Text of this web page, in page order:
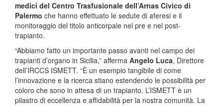
medici del Centro Trasfusionale dell’Arnas Civico di
Palermo che hanno effettuato le sedute di aferesi e il
monitoraggio del titolo anticorpale nel pre e nel post-
trapianto.
“Abbiamo fatto un importante passo avanti nel campo dei
trapianti d’organo in Sicilia,” afferma Angelo Luca, Direttore
dell’IRCCS ISMETT. “È un esempio tangibile di come
l’innovazione e la ricerca stiano estendendo le possibilità per
coloro che sono in attesa di un trapianto. L’ISMETT è un
pilastro di eccellenza e affidabilità per la nostra comunità. La